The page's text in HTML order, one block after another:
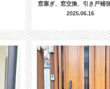
窓塞ぎ、窓交換、引き戸補
2025.06.16